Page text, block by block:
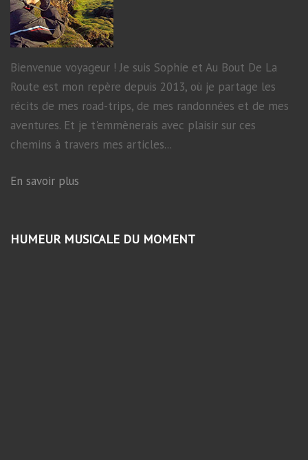
Bienvenue voyageur ! Je suis Sophie et Au Bout De La
Route est mon repère depuis 2013, où je partage les
récits de mes road-trips, de mes randonnées et de mes
aventures. Et je t'emmènerais avec plaisir sur ces
chemins à travers mes articles...
En savoir plus
HUMEUR MUSICALE DU MOMENT